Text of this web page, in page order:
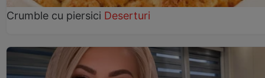
Crumble cu piersici Deserturi